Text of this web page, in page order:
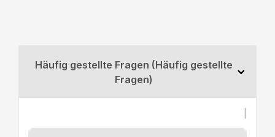
Häufig gestellte Fragen (Häufig gestellte
Fragen)